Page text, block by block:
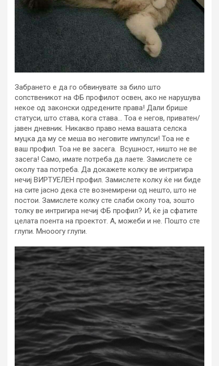
Забрането е да го обвинувате за било што
сопственикот на ФБ профилот освен, ако не нарушува
некое од законски одредените права! Дали брише
статуси, што става, кога става… Тоа е негов, приватен/
јавен дневник. Никакво право нема вашата селска
муцка да му се меша во неговите импулси! Тоа не е
ваш профил. Тоа не ве засега. Всушност, ништо не ве
засега! Само, имате потреба да лаете. Замислете се
околу таа потреба. Да докажете колку ве интригира
нечиј ВИРТУЕЛЕН профил. Замислете колку ќе ни биде
на сите јасно дека сте вознемирени од нешто, што не
постои. Замислете колку сте слаби околу тоа, зошто
толку ве интригира нечиј ФБ профил? И, ќе ја сфатите
целата поента на проектот. А, можеби и не. Пошто сте
глупи. Мнооогу глупи.